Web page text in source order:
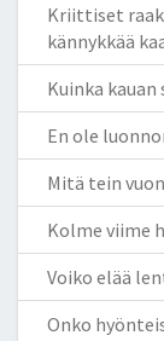
Kriittiset
kännykkää
Kuinka
En ole
Mitä tein
Kolme viime
Voiko elää
Onko